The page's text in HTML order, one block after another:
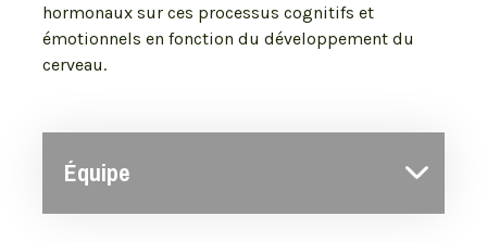
hormonaux sur ces processus cognitifs et
émotionnels en fonction du développement du
cerveau.
Équipe